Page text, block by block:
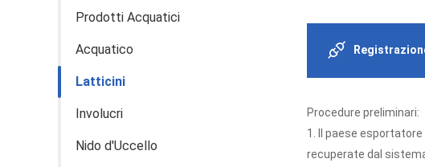
Prodotti Acquatici
Acquatico
Latticini
Involucri
Nido d'Uccello
Procedure preliminari:
1. Il paese
recuperate dal